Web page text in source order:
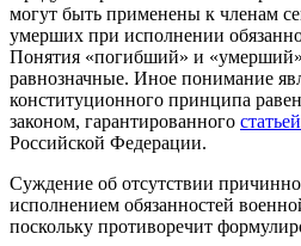
могут быть применены к членам
умерших при исполнении
Понятия «погибший» и
равнозначные. Иное понимание
конституционного принципа
законом, гарантированного
Российской Федерации.
Суждение об отсутствии
исполнением обязанностей
поскольку противоречит